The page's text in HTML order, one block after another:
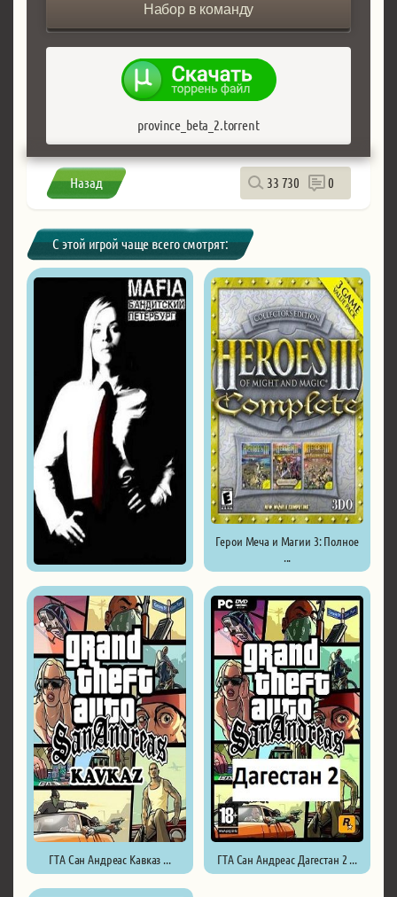
Набор в команду
province_beta_2.torrent
Назад 33 730 0
С этой игрой чаще всего смотрят:
Герои Меча и Магии 3: Полное
...
ГТА Сан Андреас Кавказ ... ГТА Сан Андреас Дагестан 2 ...